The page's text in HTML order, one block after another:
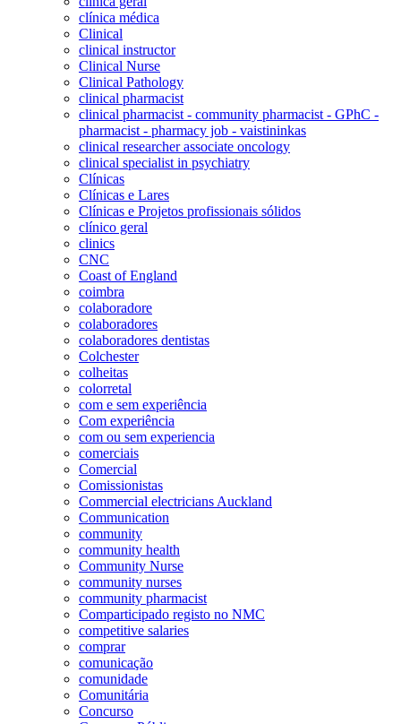
clínica médica
Clinical
clinical instructor
Clinical Nurse
Clinical Pathology
clinical pharmacist
clinical pharmacist - community pharmacist - GPhC -
pharmacist - pharmacy job - vaistininkas
clinical researcher associate oncology
clinical specialist in psychiatry
Clínicas
Clínicas e Lares
Clínicas e Projetos profissionais sólidos
clínico geral
clinics
CNC
Coast of England
coimbra
colaboradore
colaboradores
colaboradores dentistas
Colchester
colheitas
colorretal
com e sem experiência
Com experiência
com ou sem experiencia
comerciais
Comercial
Comissionistas
Commercial electricians Auckland
Communication
community
community health
Community Nurse
community nurses
community pharmacist
Comparticipado registo no NMC
competitive salaries
comprar
comunicação
comunidade
Comunitária
Concurso